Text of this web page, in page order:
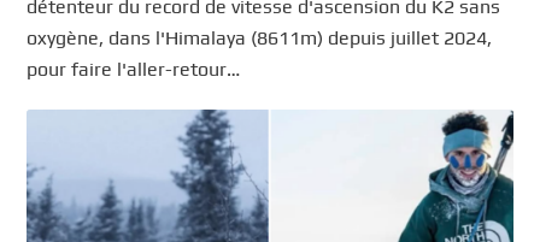
détenteur du record de vitesse d'ascension du K2 sans
oxygène, dans l'Himalaya (8611m) depuis juillet 2024,
pour faire l'aller-retour…